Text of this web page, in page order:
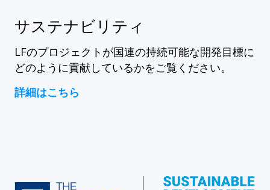
サステナビリティ
LFのプロジェクトが国連の持続可能な開発目標に
どのように貢献しているかをご覧ください。
詳細はこちら